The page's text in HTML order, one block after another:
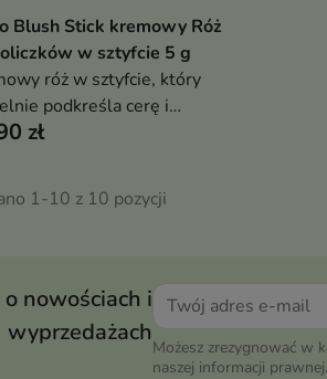
Pokaż szczegóły
Blush Stick kremowy Róż
w sztyfcie 5 g
róż w sztyfcie, który
podkreśla cerę i
jej świeżość bez wysiłku.
jak druga skóra,
naturalny, zdrowy
zł
1-10 z 10 pozycji
nowościach i
wyprzedażach
Możesz zrezygnować w
naszej informacji prawnej.